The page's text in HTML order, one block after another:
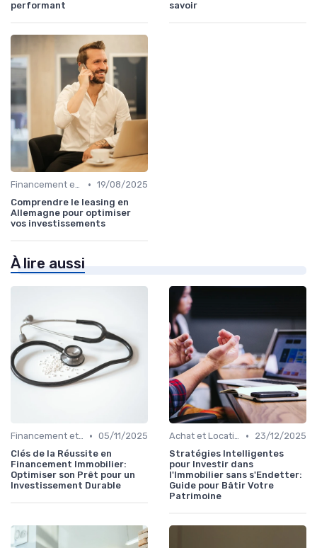
performant
savoir
Financement et Prêts Immobiliers • 19/08/2025
Comprendre le leasing en
Allemagne pour optimiser
vos investissements
À lire aussi
Financement et Prêts Immobiliers • 05/11/2025
Clés de la Réussite en
Financement Immobilier:
Optimiser son Prêt pour un
Investissement Durable
Achat et Location de Biens Immobiliers •
23/12/2025
Stratégies Intelligentes
pour Investir dans
l'Immobilier sans s'Endetter:
Guide pour Bâtir Votre
Patrimoine